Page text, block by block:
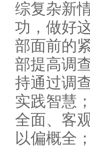
综复杂新
功，做好
部面前的
部提高调
持通过调
实践智慧
全面、客
以偏概全